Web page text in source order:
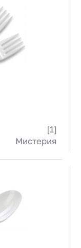
[1]
Мистерия